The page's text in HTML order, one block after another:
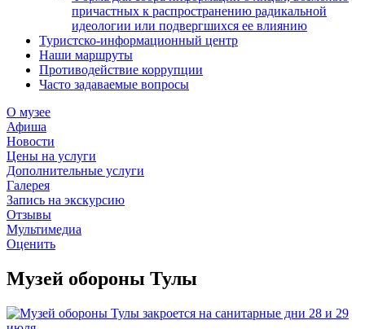
причастных к распространению радикальной
идеологии или подвергшихся ее влиянию
Туристско-информационный центр
Наши маршруты
Противодействие коррупции
Часто задаваемые вопросы
О музее
Афиша
Новости
Цены на услуги
Дополнительные услуги
Галерея
Запись на экскурсию
Отзывы
Мультимедиа
Оценить
Музей обороны Тулы